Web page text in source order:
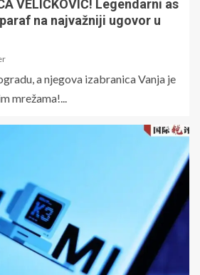
VELIČKOVIĆ! Legendarni as
na najvažniji ugovor u
a njegova izabranica Vanja je
mrežama!...